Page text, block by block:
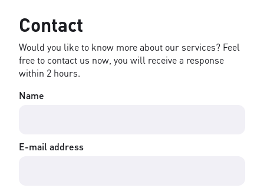
Contact
Would you like to know more about our services? Feel
free to contact us now, you will receive a response
within 2 hours.
Name
E-mail address